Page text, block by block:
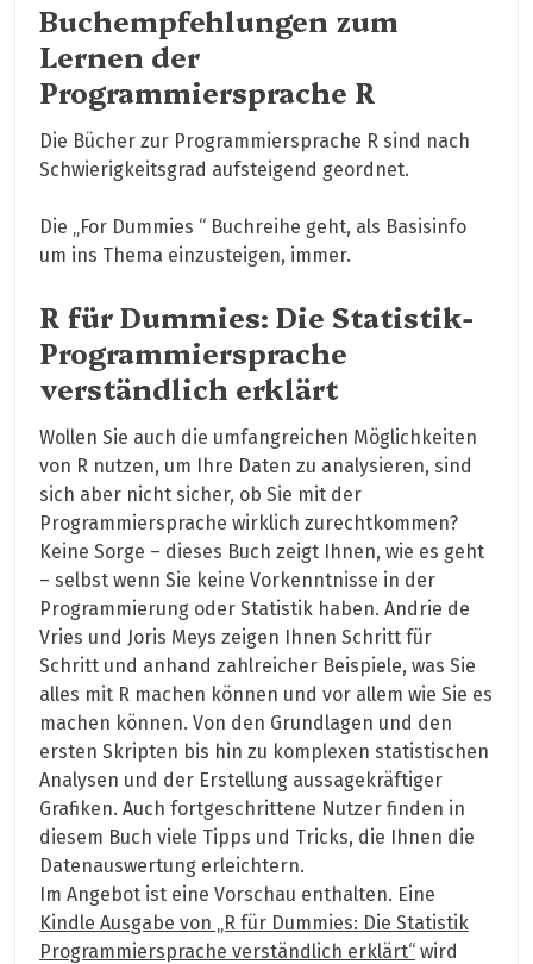
Buchempfehlungen zum
Lernen der
Programmiersprache R
Die Bücher zur Programmiersprache R sind nach
Schwierigkeitsgrad aufsteigend geordnet.
Die „For Dummies “ Buchreihe geht, als Basisinfo
um ins Thema einzusteigen, immer.
R für Dummies: Die Statistik-
Programmiersprache
verständlich erklärt
Wollen Sie auch die umfangreichen Möglichkeiten
von R nutzen, um Ihre Daten zu analysieren, sind
sich aber nicht sicher, ob Sie mit der
Programmiersprache wirklich zurechtkommen?
Keine Sorge – dieses Buch zeigt Ihnen, wie es geht
– selbst wenn Sie keine Vorkenntnisse in der
Programmierung oder Statistik haben. Andrie de
Vries und Joris Meys zeigen Ihnen Schritt für
Schritt und anhand zahlreicher Beispiele, was Sie
alles mit R machen können und vor allem wie Sie es
machen können. Von den Grundlagen und den
ersten Skripten bis hin zu komplexen statistischen
Analysen und der Erstellung aussagekräftiger
Grafiken. Auch fortgeschrittene Nutzer finden in
diesem Buch viele Tipps und Tricks, die Ihnen die
Datenauswertung erleichtern.
Im Angebot ist eine Vorschau enthalten. Eine
Kindle Ausgabe von „R für Dummies: Die Statistik
Programmiersprache verständlich erklärt“ wird